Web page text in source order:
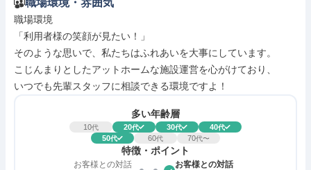
職場環境・雰囲気
職場環境
「利用者様の笑顔が見たい！」
そのような思いで、私たちはふれあいを大事にしています。
こじんまりとしたアットホームな施設運営を心がけており、
いつでも先輩スタッフに相談できる環境ですよ！
多い年齢層
10代 20代 30代 40代
50代 60代 70代〜
特徴・ポイント
お客様との対話
お客様との対話